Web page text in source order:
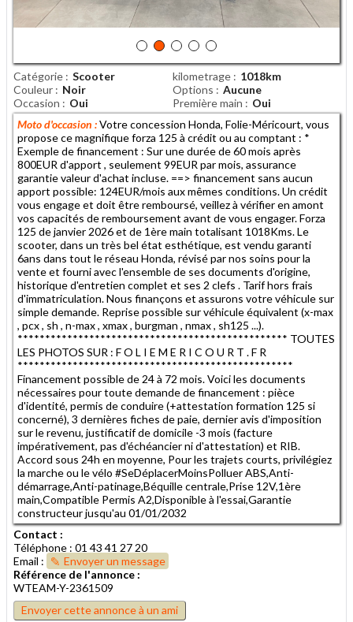
Catégorie Scooter kilometrage
1018km
Couleur
Noir Options
Aucune
Occasion
Oui Première main
Oui
Moto d'occasion :Votre concession Honda, Folie-Méricourt, vous
propose ce magnifique forza 125 à crédit ou au comptant : *
Exemple de financement : Sur une durée de 60 mois après
800EUR d'apport , seulement 99EUR par mois, assurance
garantie valeur d'achat incluse. ==> financement sans aucun
apport possible: 124EUR/mois aux mêmes conditions. Un crédit
vous engage et doit être remboursé, veillez à vérifier en amont
vos capacités de remboursement avant de vous engager. Forza
125 de janvier 2026 et de 1ère main totalisant 1018Kms. Le
scooter, dans un très bel état esthétique, est vendu garanti
6ans dans tout le réseau Honda, révisé par nos soins pour la
vente et fourni avec l'ensemble de ses documents d'origine,
historique d'entretien complet et ses 2 clefs . Tarif hors frais
d'immatriculation. Nous finançons et assurons votre véhicule sur
simple demande. Reprise possible sur véhicule équivalent (x-max
, pcx , sh , n-max , xmax , burgman , nmax , sh125 ...).
************************************************* TOUTES
LES PHOTOS SUR : F O L I E M E R I C O U R T . F R
**************************************************
Financement possible de 24 à 72 mois. Voici les documents
nécessaires pour toute demande de financement : pièce
d'identité, permis de conduire (+attestation formation 125 si
concerné), 3 dernières fiches de paie, dernier avis d'imposition
sur le revenu, justificatif de domicile -3 mois (facture
impérativement, pas d'échéancier ni d'attestation) et RIB.
Accord sous 24h en moyenne, Pour les trajets courts, privilégiez
la marche ou le vélo #SeDéplacerMoinsPolluer ABS,Anti-
démarrage,Anti-patinage,Béquille centrale,Prise 12V,1ère
main,Compatible Permis A2,Disponible à l'essai,Garantie
constructeur jusqu'au 01/01/2032
Contact :
Téléphone : 01 43 41 27 20
Email :
Envoyer un message
Référence de l'annonce :
WTEAM-Y-2361509
Envoyer cette annonce à un ami